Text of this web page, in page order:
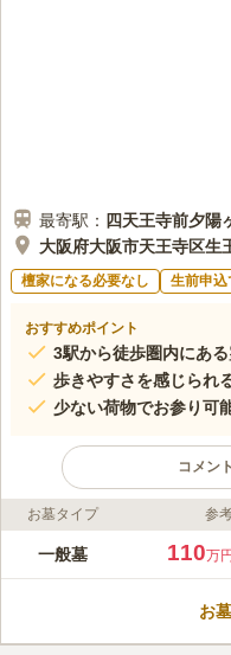
最寄駅： 四天王寺前夕陽
大阪府大阪市天王寺区生
檀家になる必要なし 生前申込
おすすめポイント
3駅から徒歩圏内にある
歩きやすさを感じられ
少ない荷物でお参り可
コメン
ライフドット編集部のコメント
大きな屋敷のような
に位置する宝国寺は
お墓タイプ 参
一般墓 110万
お